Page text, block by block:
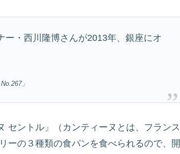
ー・西川隆博さんが2013年、銀座にオ
」
セントル」（カンティーヌとは、フランス
ーの３種類の食パンを食べられるので、開